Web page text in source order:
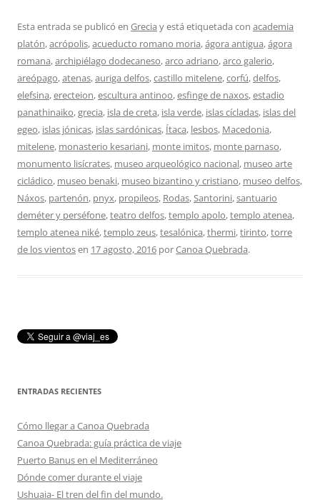
Esta entrada se publicó en Grecia y está etiquetada con academia
platón,acrópolis,acueducto romano moria,ágora antigua,ágora
romana,archipiélago dodecaneso,arco adriano,arco galerio,
areópago,atenas,auriga delfos,castillo mitelene,corfú,delfos,
elefsina,erecteion,escultura antinoo,esfinge de naxos,estadio
panathinaiko,grecia, isla de creta, isla verde, islas cícladas, islas del
egeo, islas jónicas, islas sardónicas, Ítaca, lesbos, Macedonia,
mitelene, monasterio kesariani, monte imitos, monte parnaso,
monumento lisícrates, museo arqueológico nacional, museo arte
cicládico, museo benaki, museo bizantino y cristiano, museo delfos,
Náxos, partenón, pnyx, propileos, Rodas,Santorini,santuario
deméter y perséfone,teatro delfos,templo apolo,templo atenea,
templo atenea niké,templo zeus,tesalónica,thermi,tirinto,torre
de los vientosen 17 agosto, 2016 porCanoa Quebrada.
ENTRADAS RECIENTES
Cómo llegar a Canoa Quebrada
Canoa Quebrada: guía práctica de viaje
Puerto Banus en el Mediterráneo
Dónde comer durante el viaje
Ushuaia- El tren del fin del mundo.